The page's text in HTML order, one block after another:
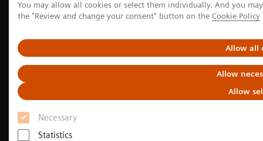
You may allow all cookies or select them individually. And you
the "Review and change your consent" button on the Cookie Policy
Allow all
Allow
Allow
Necessary
Statistics
Home Digital Solutions & Automation Dynamics Visualization